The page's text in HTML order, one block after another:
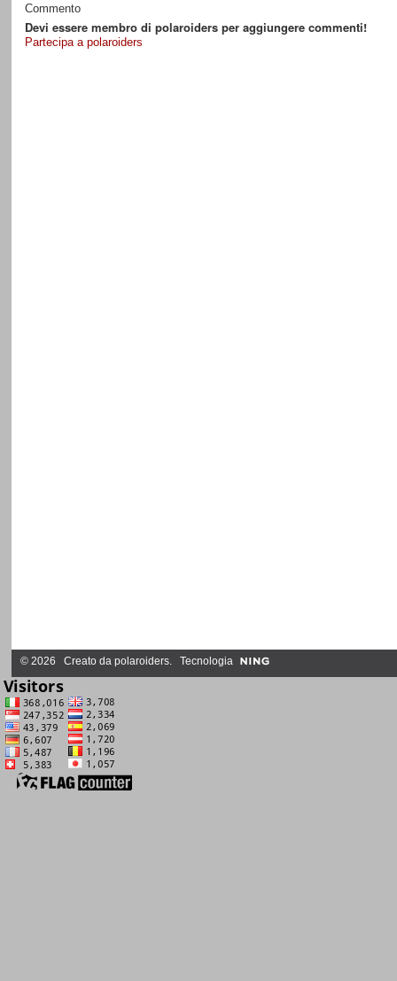
Commento
Devi essere membro di polaroiders per aggiungere commenti!
Partecipa a polaroiders
© 2026 Creato da polaroiders. Tecnologia